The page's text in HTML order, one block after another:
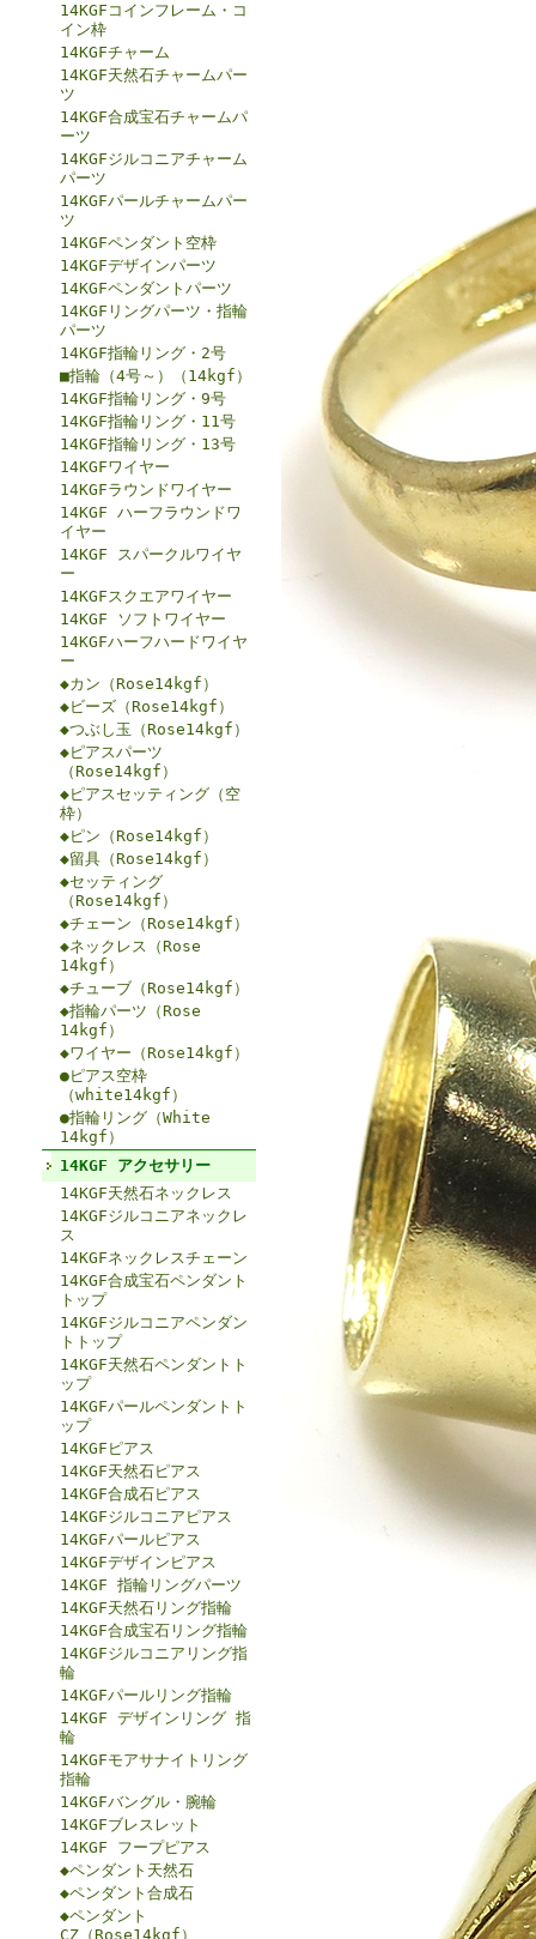
14KGFコインフレーム・コ
イン枠
14KGFチャーム
14KGF天然石チャームパー
ツ
14KGF合成宝石チャームパ
ーツ
14KGFジルコニアチャーム
パーツ
14KGFパールチャームパー
ツ
14KGFペンダント空枠
14KGFデザインパーツ
14KGFペンダントパーツ
14KGFリングパーツ・指輪
パーツ
14KGF指輪リング・2号
■指輪（4号～）（14kgf）
14KGF指輪リング・9号
14KGF指輪リング・11号
14KGF指輪リング・13号
14KGFワイヤー
14KGFラウンドワイヤー
14KGF ハーフラウンドワ
イヤー
14KGF スパークルワイヤ
ー
14KGFスクエアワイヤー
14KGF ソフトワイヤー
14KGFハーフハードワイヤ
ー
◆カン（Rose14kgf）
◆ビーズ（Rose14kgf）
◆つぶし玉（Rose14kgf）
◆ピアスパーツ
（Rose14kgf）
◆ピアスセッティング（空
枠）
◆ピン（Rose14kgf）
◆留具（Rose14kgf）
◆セッティング
（Rose14kgf）
◆チェーン（Rose14kgf）
◆ネックレス（Rose
14kgf）
◆チューブ（Rose14kgf）
◆指輪パーツ（Rose
14kgf）
◆ワイヤー（Rose14kgf）
●ピアス空枠
（white14kgf）
●指輪リング（White
14kgf）
14KGF アクセサリー
14KGF天然石ネックレス
14KGFジルコニアネックレ
ス
14KGFネックレスチェーン
14KGF合成宝石ペンダント
トップ
14KGFジルコニアペンダン
トトップ
14KGF天然石ペンダントト
ップ
14KGFパールペンダントト
ップ
14KGFピアス
14KGF天然石ピアス
14KGF合成石ピアス
14KGFジルコニアピアス
14KGFパールピアス
14KGFデザインピアス
14KGF 指輪リングパーツ
14KGF天然石リング指輪
14KGF合成宝石リング指輪
14KGFジルコニアリング指
輪
14KGFパールリング指輪
14KGF デザインリング 指
輪
14KGFモアサナイトリング
指輪
14KGFバングル・腕輪
14KGFブレスレット
14KGF フープピアス
◆ペンダント天然石
◆ペンダント合成石
◆ペンダント
CZ（Rose14kgf）